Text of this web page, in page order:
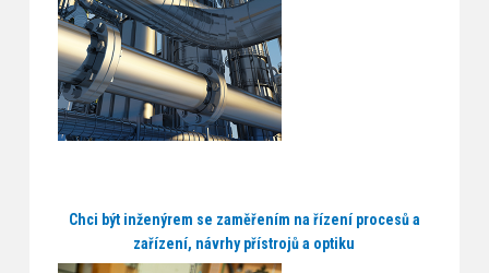
Chci být inženýrem se zaměřením na řízení procesů a
zařízení, návrhy přístrojů a optiku